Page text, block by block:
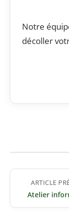
Notre
décoller
l’article
ARTICLE
Atelier